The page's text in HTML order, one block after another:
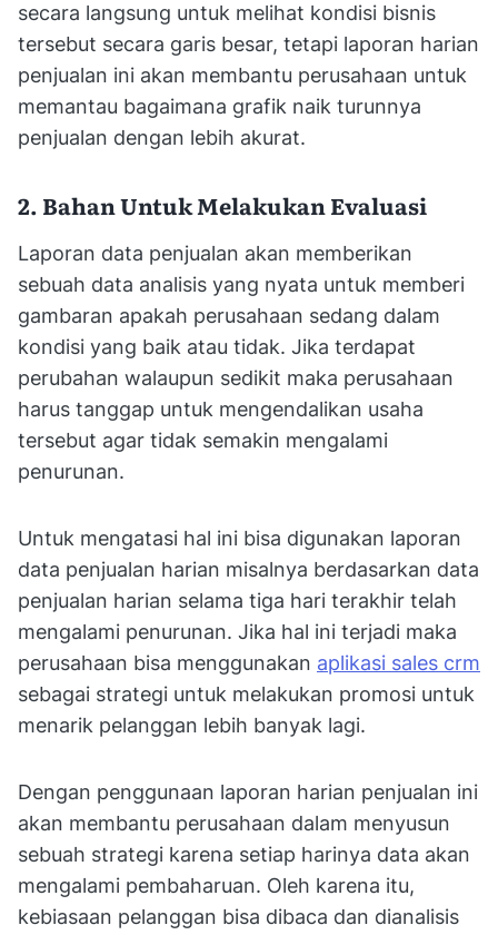
secara langsung untuk melihat kondisi bisnis
tersebut secara garis besar, tetapi laporan harian
penjualan ini akan membantu perusahaan untuk
memantau bagaimana grafik naik turunnya
penjualan dengan lebih akurat.
2. Bahan Untuk Melakukan Evaluasi
Laporan data penjualan akan memberikan
sebuah data analisis yang nyata untuk memberi
gambaran apakah perusahaan sedang dalam
kondisi yang baik atau tidak. Jika terdapat
perubahan walaupun sedikit maka perusahaan
harus tanggap untuk mengendalikan usaha
tersebut agar tidak semakin mengalami
penurunan.
Untuk mengatasi hal ini bisa digunakan laporan
data penjualan harian misalnya berdasarkan data
penjualan harian selama tiga hari terakhir telah
mengalami penurunan. Jika hal ini terjadi maka
perusahaan bisa menggunakan aplikasi sales crm
sebagai strategi untuk melakukan promosi untuk
menarik pelanggan lebih banyak lagi.
Dengan penggunaan laporan harian penjualan ini
akan membantu perusahaan dalam menyusun
sebuah strategi karena setiap harinya data akan
mengalami pembaharuan. Oleh karena itu,
kebiasaan pelanggan bisa dibaca dan dianalisis